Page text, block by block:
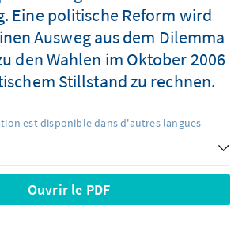
Eine politische Reform wird
Ausweg aus dem Dilemma
den Wahlen im Oktober 2006
Stillstand zu rechnen.
est disponible dans d'autres langues
Ouvrir le PDF